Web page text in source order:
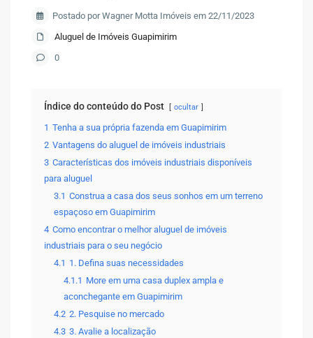
Postado por Wagner Motta Imóveis em 22/11/2023
Aluguel de Imóveis Guapimirim
0
Índice do conteúdo do Post ocultar
1 Tenha a sua própria fazenda em Guapimirim
2 Vantagens do aluguel de imóveis industriais
3 Características dos imóveis industriais disponíveis
para aluguel
3.1 Construa a casa dos seus sonhos em um terreno
espaçoso em Guapimirim
4 Como encontrar o melhor aluguel de imóveis
industriais para o seu negócio
4.1 1. Defina suas necessidades
4.1.1 More em uma casa duplex ampla e
aconchegante em Guapimirim
4.2 2. Pesquise no mercado
4.3 3. Avalie a localização